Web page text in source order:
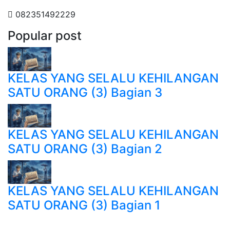
082351492229
Popular post
KELAS YANG SELALU KEHILANGAN
SATU ORANG (3) Bagian 3
KELAS YANG SELALU KEHILANGAN
SATU ORANG (3) Bagian 2
KELAS YANG SELALU KEHILANGAN
SATU ORANG (3) Bagian 1